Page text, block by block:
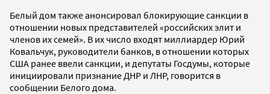
Белый дом также анонсировал блокирующие санкции в
отношении новых представителей «российских элит и
членов их семей». В их число входят миллиардер Юрий
Ковальчук, руководители банков, в отношении которых
США ранее ввели санкции, и депутаты Госдумы, которые
инициировали признание ДНР и ЛНР, говорится в
сообщении Белого дома.